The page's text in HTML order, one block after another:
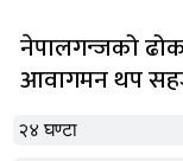
२४ घण्टा
नेपालगन्जको
आवागमन थप